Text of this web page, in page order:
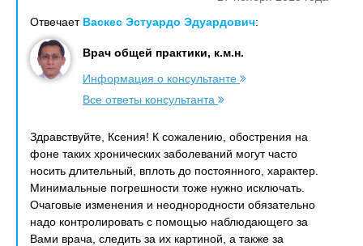
Отвечает Васкес Эстуардо Эдуардович:
Врач общей практики, к.м.н.
Информация о консультанте
Все ответы консультанта
Здравствуйте, Ксения! К сожалению, обострения на
фоне таких хронических заболеваний могут часто
носить длительный, вплоть до постоянного, характер.
Минимальные погрешности тоже нужно исключать.
Очаговые изменения и неоднородности обязательно
надо контролировать с помощью наблюдающего за
Вами врача, следить за их картиной, а также за